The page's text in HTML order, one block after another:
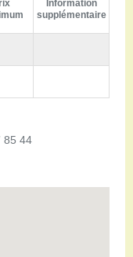
Information
supplémentaire
85 44